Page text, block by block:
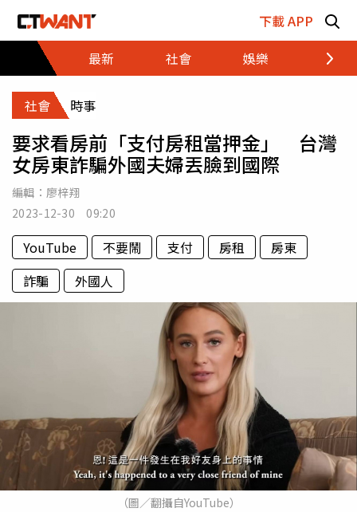
下載 APP
最新
社會 娛樂 財經
社會 時事
要求看房前「支付房租當押金」 台灣
女房東詐騙外國夫婦丟臉到國際
編輯： 廖梓翔
2023-12-30 09:20
YouTube 不要鬧 支付 房租
房東
詐騙
外國人
（圖／翻攝自YouTube）